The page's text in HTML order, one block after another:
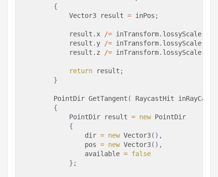
{
Vector3 result = inPos ;
            result
. x /= inTransform. lossyScale
            result
. y /= inTransform. lossyScale
            result
. z /= inTransform. lossyScale
return result ;
}
PointDir GetTangent ( RaycastHit inRayCast
{
PointDir result = new PointDir
{
                dir
= new Vector3( ) ,
                pos
= new Vector3( ) ,
                available
= false
} ;